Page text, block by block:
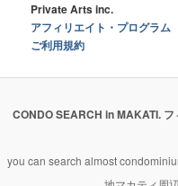
Private Arts inc.
アフィリエイト・プログラム
ご利用規約
CONDO SEARCH in MAKATI.
you can search almost